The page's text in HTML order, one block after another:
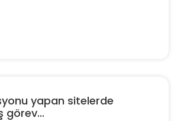
yapan sitelerde
görev...